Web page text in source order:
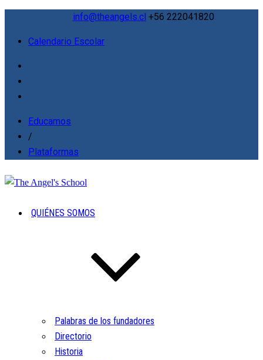
info@theangels.cl +56 222041820
Calendario Escolar
Educamos
/
Plataformas
QUIÉNES SOMOS
Palabras de los fundadores
Directorio
Historia